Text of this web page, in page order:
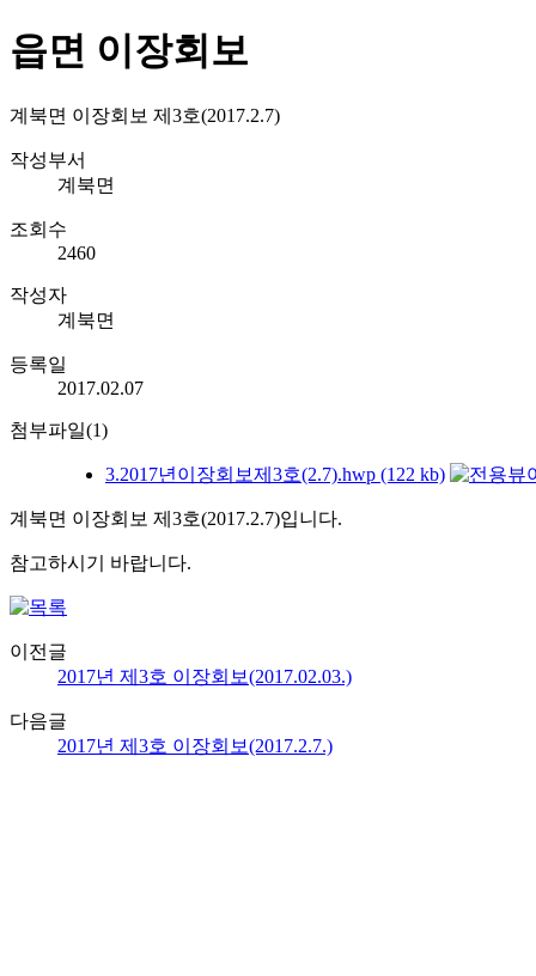
읍면 이장회보
계북면 이장회보 제3호(2017.2.7)
작성부서
계북면
조회수
2460
작성자
계북면
등록일
2017.02.07
첨부파일(1)
3.2017년이장회보제3호(2.7).hwp (122 kb)
계북면 이장회보 제3호(2017.2.7)입니다.
참고하시기 바랍니다.
이전글
2017년 제3호 이장회보(2017.02.03.)
다음글
2017년 제3호 이장회보(2017.2.7.)